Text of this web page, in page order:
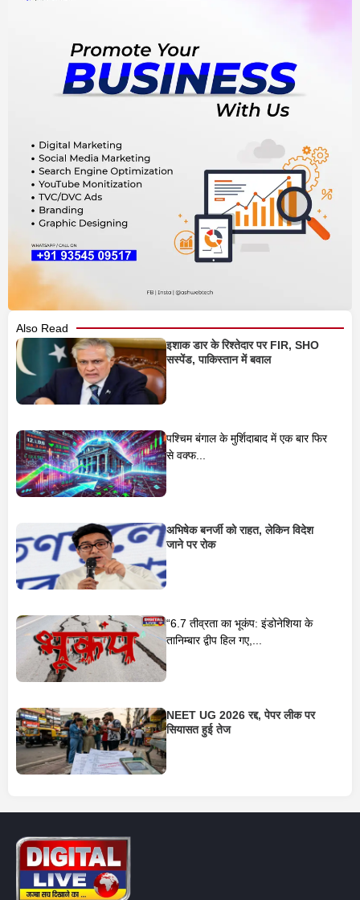
Also Read
इशाक डार के रिश्तेदार पर FIR, SHO
सस्पेंड, पाकिस्तान में बवाल
पश्चिम बंगाल के मुर्शिदाबाद में एक बार फिर
से वक्फ...
अभिषेक बनर्जी को राहत, लेकिन विदेश
जाने पर रोक
“6.7 तीव्रता का भूकंप: इंडोनेशिया के
तानिम्बार द्वीप हिल गए,...
NEET UG 2026 रद्द, पेपर लीक पर
सियासत हुई तेज